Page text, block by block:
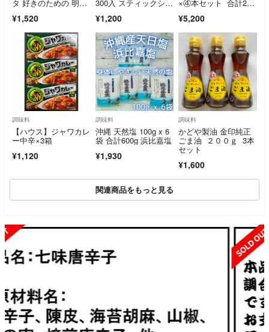
タ 好きのための 明太
入）× 6袋 セット
¥1,520
300入 スティックシュ
¥1,200
×④本セット 合計272
¥5,200
調味料
【ハウス】ジャワカレ
ー中辛×3箱
¥1,120
調味料
沖縄 天然塩 100g x 6
袋 合計600g 浜比嘉塩
¥1,930
調味料
かどや製油 金印純正
ごま油 ２００ｇ 3本
セット
¥1,600
関連商品をもっと見る
SOLD OUT